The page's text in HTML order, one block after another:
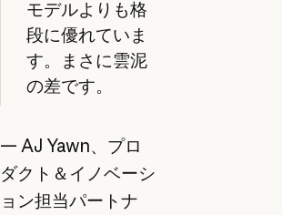
モデルよりも格
段に優れていま
す。まさに雲泥
の差です。
— AJ Yawn、プロ
ダクト＆イノベーシ
ョン担当パートナ